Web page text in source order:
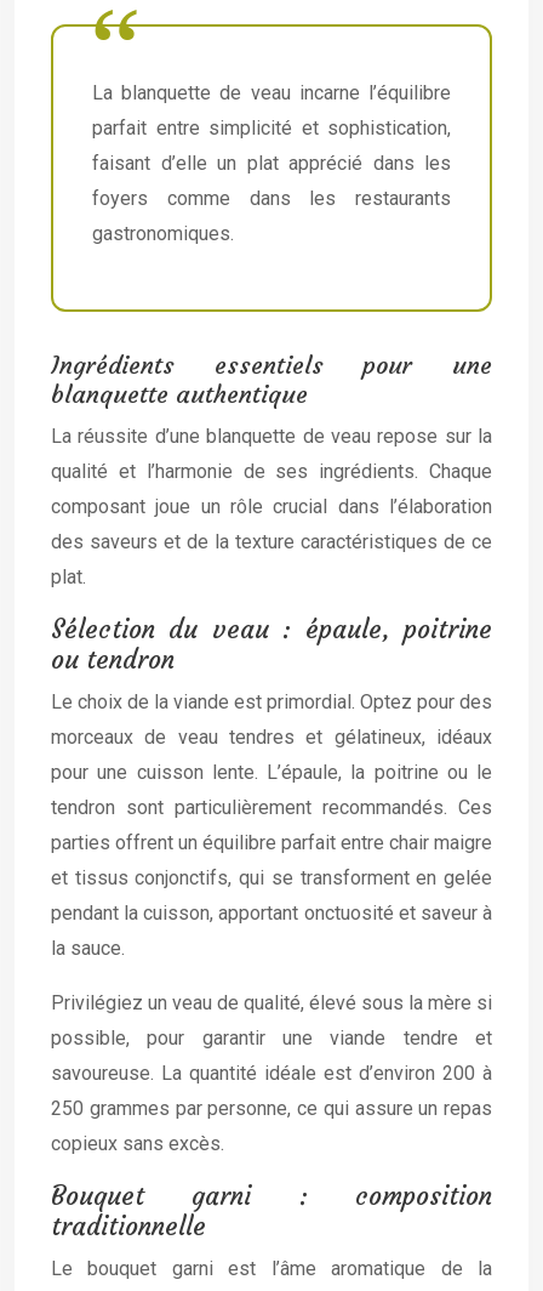
La blanquette de veau incarne l’équilibre
parfait entre simplicité et sophistication,
faisant d’elle un plat apprécié dans les
foyers comme dans les restaurants
gastronomiques.
Ingrédients essentiels pour une
blanquette authentique
La réussite d’une blanquette de veau repose sur la
qualité et l’harmonie de ses ingrédients. Chaque
composant joue un rôle crucial dans l’élaboration
des saveurs et de la texture caractéristiques de ce
plat.
Sélection du veau : épaule, poitrine
ou tendron
Le choix de la viande est primordial. Optez pour des
morceaux de veau tendres et gélatineux, idéaux
pour une cuisson lente. L’épaule, la poitrine ou le
tendron sont particulièrement recommandés. Ces
parties offrent un équilibre parfait entre chair maigre
et tissus conjonctifs, qui se transforment en gelée
pendant la cuisson, apportant onctuosité et saveur à
la sauce.
Privilégiez un veau de qualité, élevé sous la mère si
possible, pour garantir une viande tendre et
savoureuse. La quantité idéale est d’environ 200 à
250 grammes par personne, ce qui assure un repas
copieux sans excès.
Bouquet garni : composition
traditionnelle
Le bouquet garni est l’âme aromatique de la